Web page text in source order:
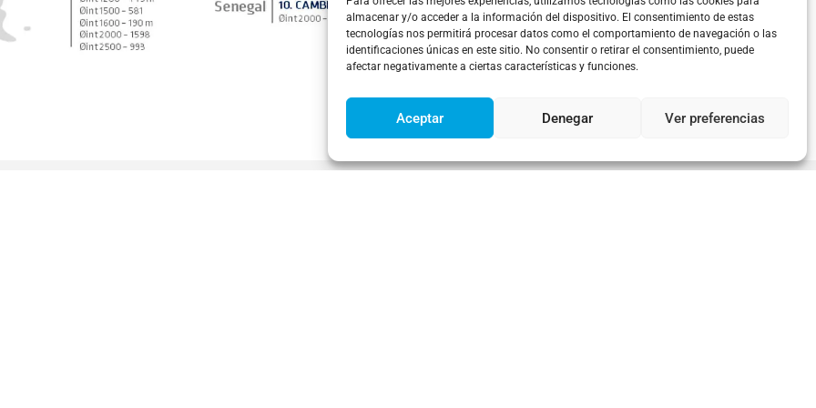
almacenar y/o acceder a la información del dispositivo. El consentimiento de estas
tecnologías nos permitirá procesar datos como el comportamiento de navegación o las
identificaciones únicas en este sitio. No consentir o retirar el consentimiento, puede
afectar negativamente a ciertas características y funciones.
Aceptar Denegar Ver preferencias